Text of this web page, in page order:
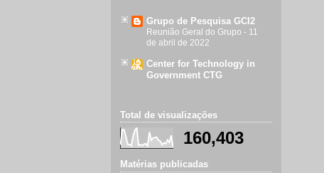
Grupo de Pesquisa GCI2
Reunião Geral do Grupo - 11
de abril de 2022
Center for Technology in
Government CTG
Total de visualizações
160,403
Matérias publicadas